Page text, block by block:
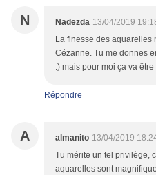
N Nadezda 13/04/2019
La finesse des aquarelles
Cézanne. Tu me donnes
:) mais pour moi ça va
Répondre
A almanito 13/04/2019
Tu mérite un tel privilège,
aquarelles sont